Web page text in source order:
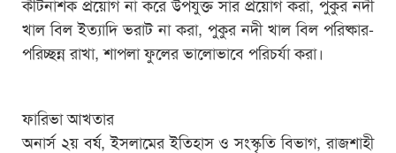
খাল বিল ইত্যাদি ভরাট না করা, পুকুর নদী খাল বিল পরিষ্কার-
পরিচ্ছন্ন রাখা, শাপলা ফুলের ভালোভাবে পরিচর্যা করা।
ফারিভা আখতার
অনার্স ২য় বর্ষ, ইসলামের ইতিহাস ও সংস্কৃতি বিভাগ, রাজশাহী